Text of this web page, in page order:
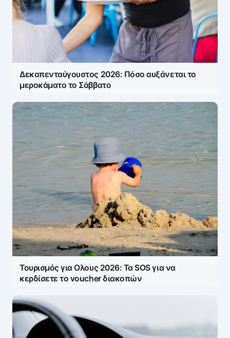
Δεκαπενταύγουστος 2026: Πόσο αυξάνεται το
μεροκάματο το Σάββατο
Τουρισμός για Ολους 2026: Τα SOS για να
κερδίσετε το voucher διακοπών